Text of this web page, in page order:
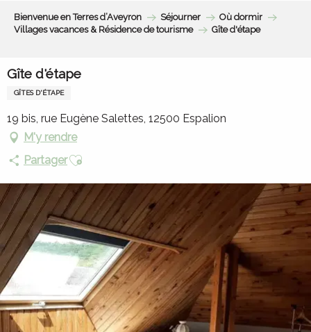
Bienvenue en Terres d’Aveyron Séjourner
Où dormir
Villages vacances & Résidence de tourisme
Gîte d'étape
Gîte d'étape
GÎTES D'ÉTAPE
19 bis, rue Eugène Salettes, 12500 Espalion
M'y rendre
PartagerAjouter aux favoris